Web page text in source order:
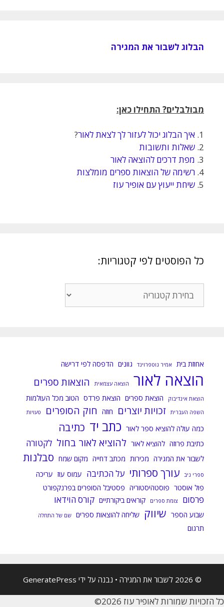
הבלוג לשבור את המגירה
מבולבלים? התחילו כאן:
1. איך הבלוג יכול לעזור לך לצאת לאור?
2. שאלות ותשובות
3. מפת דרכים להוצאה לאור
4. רשימה של הוצאות ספרים מומלצות
5. שיחת ייעוץ עם אופיר עוז
כל הפוסטים לפי קטגוריות:
הפוסטים
אחוזת בית אמיר גוטפרוינד גוונים הדפסה לפי דרישה
הוצאה לאור הוצאה עצמאית הוצאות ספרים
הוצאת אינדיבוק הוצאת ספרים הוצאת פרדס הטוב מכל העולמות
השפה העברית זכויות יוצרים חוזה חוק הסופרים טעויות
כמה עולה להוציא ספר לאור כתב יד כתיבה
כתיבת פרוזה להוציא לאור להוציא לאור בחול לקטורה
לשבור את המגירה מכירות מכתב דחייה מקום שמח סבלנות
ספרי ניב עורך ספרותי על הכתיבה עמוס עוז עריכה
פול אוסטר פוסטהיסטוריה פסטיבל הסופרים בפרנקפורט
פרסום צומת ספרים קוראים ביקורתיים קורס הוידאו
שבוע הספר שיווק שליחה להוצאות ספרים שם של התחלה
תרגום
© 2026 לשבור את המגירה • נבנה על ידי GeneratePress
כל הזכויות שמורות לאופיר עוז 2026©